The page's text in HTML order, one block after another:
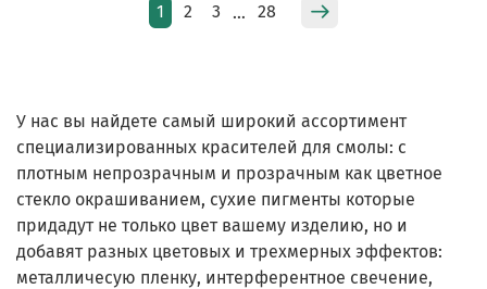
1 2 3 … 28
У нас вы найдете самый широкий ассортимент
специализированных красителей для смолы: с
плотным непрозрачным и прозрачным как цветное
стекло окрашиванием, сухие пигменты которые
придадут не только цвет вашему изделию, но и
добавят разных цветовых и трехмерных эффектов:
металличесую пленку, интерферентное свечение,